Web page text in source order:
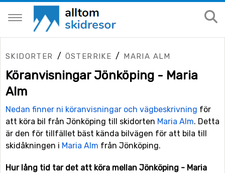
SKIDORTER / ÖSTERRIKE / MARIA ALM
Köranvisningar Jönköping - Maria
Alm
Nedan finner ni köranvisningar och vägbeskrivning för
att köra bil från Jönköping till skidorten Maria Alm. Detta
är den för tillfället bäst kända bilvägen för att bila till
skidåkningen i Maria Alm från Jönköping.
Hur lång tid tar det att köra mellan Jönköping - Maria